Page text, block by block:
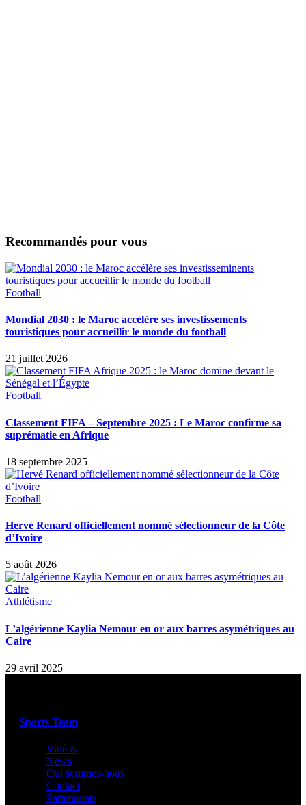
Recommandés pour vous
Football
Mondial 2030 : le Maroc accélère ses investissements
touristiques pour accueillir le monde du football
21 juillet 2026
Football
Classement FIFA – Septembre 2025 : Le Maroc confirme sa
suprématie en Afrique
18 septembre 2025
Football
Hervé Renard officiellement nommé sélectionneur de la Côte
d’Ivoire
5 août 2026
Athlétisme
L’algérienne Kaylia Nemour en or aux barres asymétriques au
Caire
29 avril 2025
Sports Team
Vidéos
News
Qui sommes-nous
Contact
Partenariats